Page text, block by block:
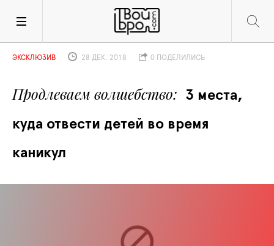
Продлеваем волшебство
3 места,
куда отвести детей во время
каникул
ЭКСКЛЮЗИВ 28 ДЕК. 2018 0 ПОДЕЛИЛИСЬ